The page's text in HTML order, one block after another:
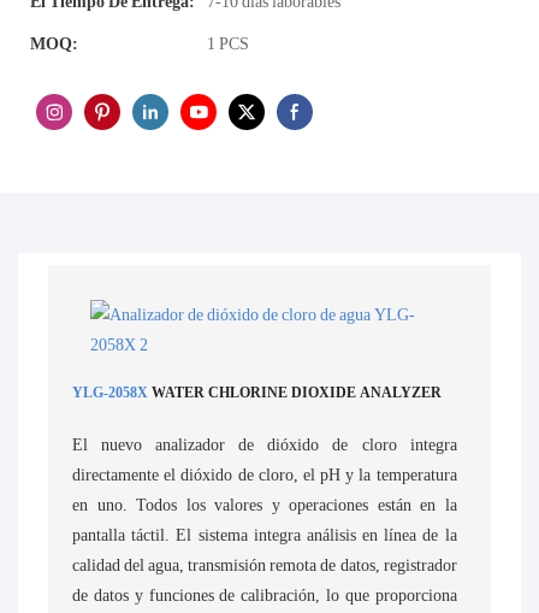
MOQ: 1 PCS
YLG-2058XWATER CHLORINE DIOXIDE ANALYZER
El nuevo analizador de dióxido de cloro integra
directamente el dióxido de cloro, el pH y la temperatura
en uno. Todos los valores y operaciones están en la
pantalla táctil. El sistema integra análisis en línea de la
calidad del agua, transmisión remota de datos, registrador
de datos y funciones de calibración, lo que proporciona